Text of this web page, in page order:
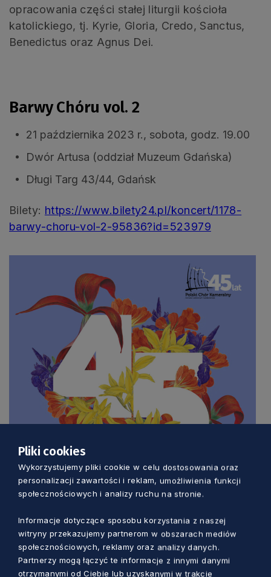
opracowania części stałej liturgii kościoła
katolickiego, tj. Kyrie, Gloria, Credo, Sanctus,
Benedictus oraz Agnus Dei.
Barwy Chóru vol. 2
21 października 2023 r., sobota, godz. 19.00
Dwór Artusa (oddział Muzeum Gdańska)
Długi Targ 43/44, Gdańsk
Bilety: https://www.bilety24.pl/koncert/1178-
barwy-choru-vol-2-95836?id=523979
Pliki cookies
Wykorzystujemy pliki cookie w celu dostosowania oraz
personalizacji zawartości i reklam, umożliwienia funkcji
społecznościowych i analizy ruchu na stronie.
Informacje dotyczące sposobu korzystania z naszej
witryny przekazujemy partnerom w obszarach mediów
społecznościowych, reklamy oraz analizy danych.
Partnerzy mogą łączyć te informacje z innymi danymi
otrzymanymi od Ciebie lub uzyskanymi w trakcie